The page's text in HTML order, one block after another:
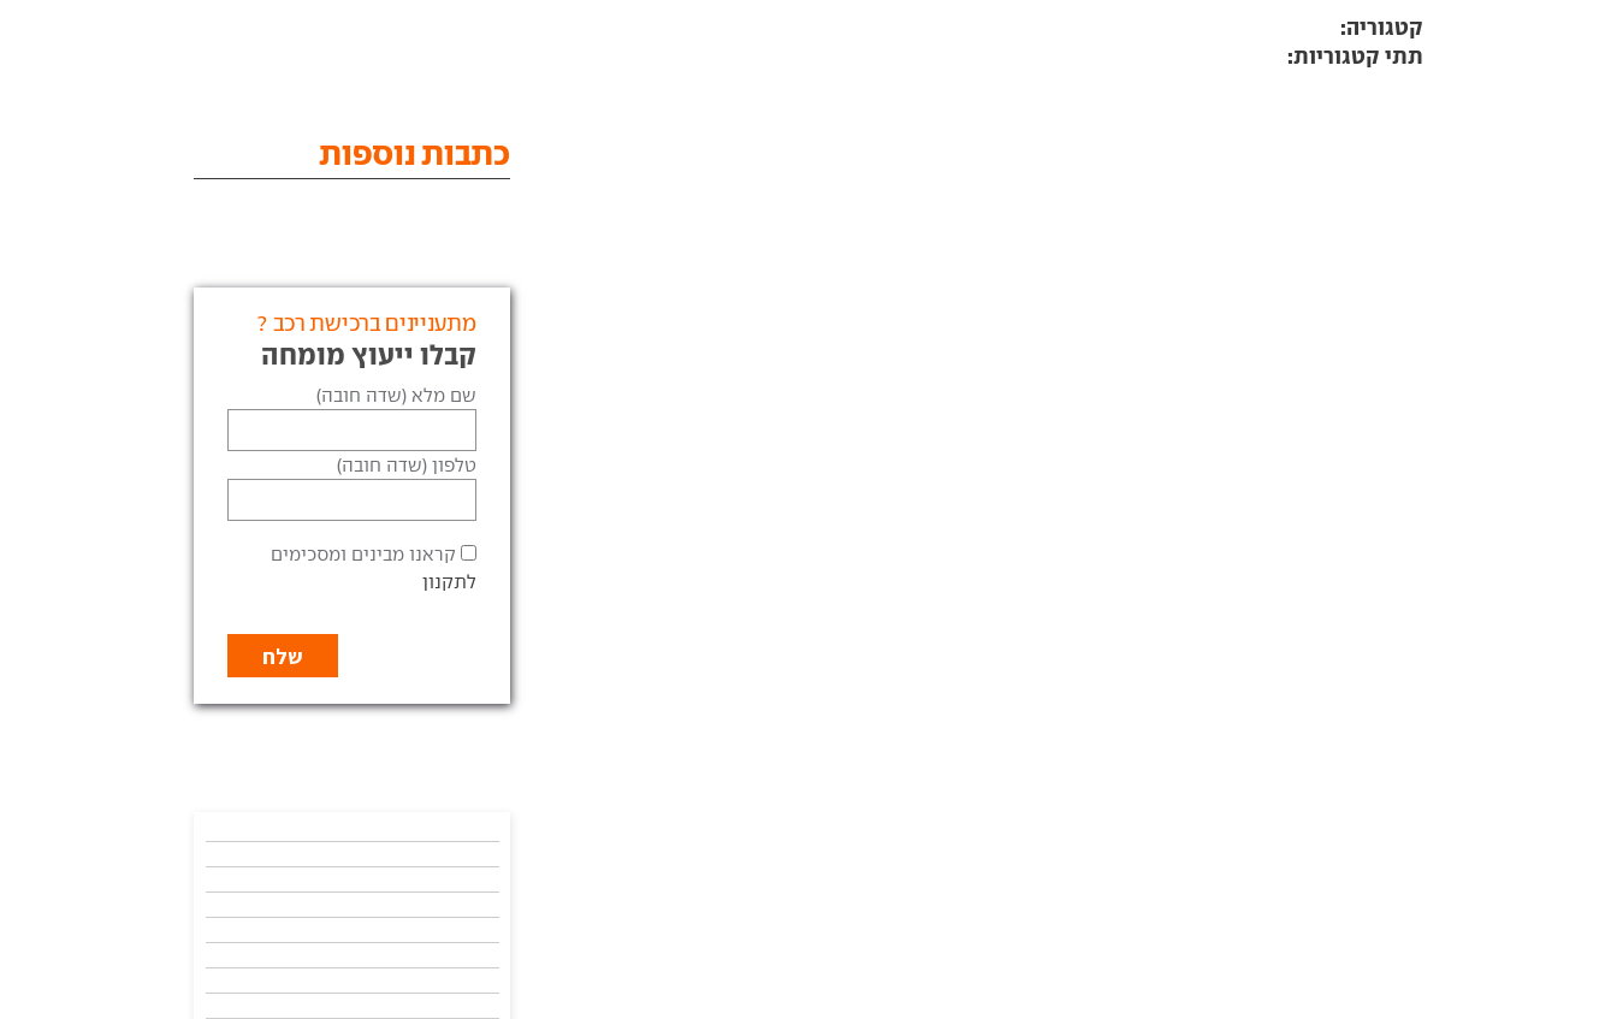
קטגוריה:
תתי קטגוריות:
כתבות נוספות
מתעניינים ברכישת רכב ?
קבלו ייעוץ מומחה
שם מלא (שדה חובה)
טלפון (שדה חובה)
קראנו מבינים ומסכימים
לתקנון